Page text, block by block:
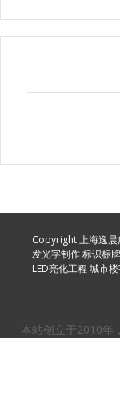
Copyright 上海逸
发光字制作标识标
LED亮化工程 城市
本站创立于2010年